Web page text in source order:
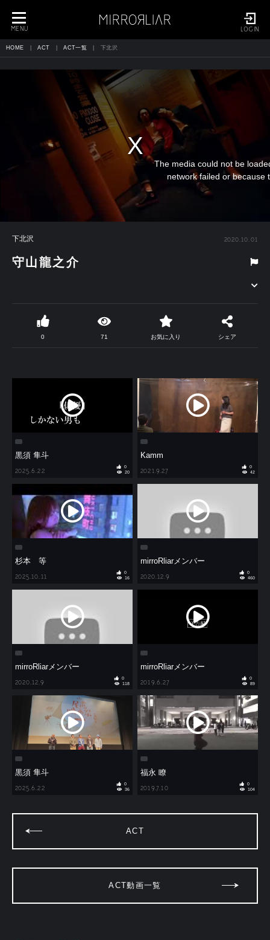
LOGIN
toggle
navigation
MENU
HOME ACT ACT一覧 下北沢
The media could not be
network failed or because
下北沢 2020.10.01
守山龍之介
0 71 お気に入り シェア
黒須 隼斗
2025.6.22
0
20
Kamm
2021.9.27
0
42
杉本 等
2025.10.11
0
16
mirroRliarメンバー
2020.12.9
0
460
mirroRliarメンバー
2020.12.9
0
118
mirroRliarメンバー
2019.6.27
0
89
黒須 隼斗
2025.6.22
0
36
福永 瞭
2019.7.10
0
104
ACT
ACT動画一覧